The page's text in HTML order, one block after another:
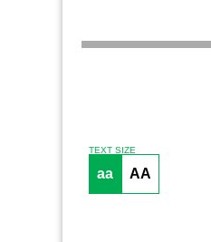
TEXT SIZE
aa AA